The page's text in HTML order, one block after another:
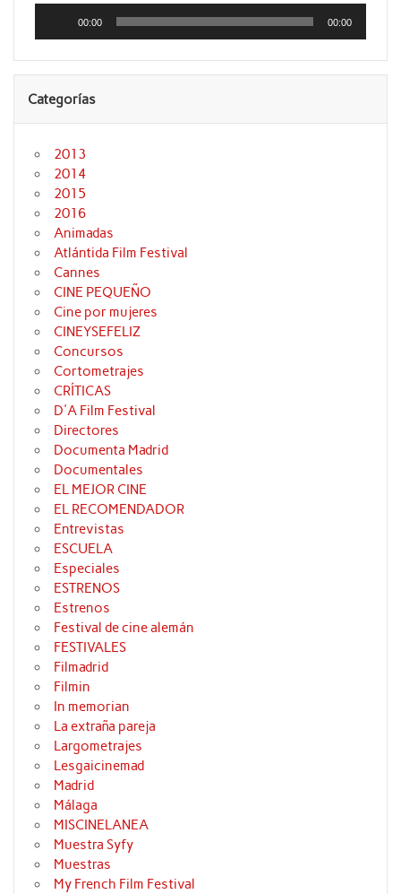
audio
00:00 00:00
Categorías
2013
2014
2015
2016
Animadas
Atlántida Film Festival
Cannes
CINE PEQUEÑO
Cine por mujeres
CINEYSEFELIZ
Concursos
Cortometrajes
CRÍTICAS
D'A Film Festival
Directores
Documenta Madrid
Documentales
EL MEJOR CINE
EL RECOMENDADOR
Entrevistas
ESCUELA
Especiales
ESTRENOS
Estrenos
Festival de cine alemán
FESTIVALES
Filmadrid
Filmin
In memorian
La extraña pareja
Largometrajes
Lesgaicinemad
Madrid
Málaga
MISCINELANEA
Muestra Syfy
Muestras
My French Film Festival